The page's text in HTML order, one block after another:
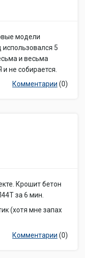
модели
использовался 5
и весьма
не собирается.
Комментарии (0)
Крошит бетон
за 6 мин.
(хотя мне запах
Комментарии (0)